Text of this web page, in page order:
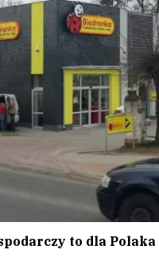
to dla Polaka